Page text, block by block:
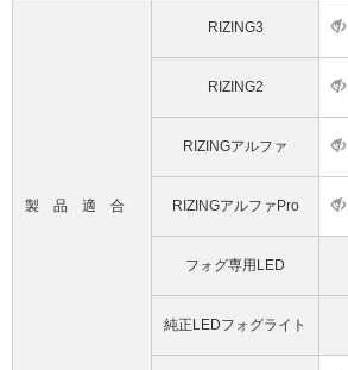
製品適合
RIZING3
RIZING2
RIZINGアルファ
RIZINGアルファPro
フォグ専用LED
純正LEDフォグライト